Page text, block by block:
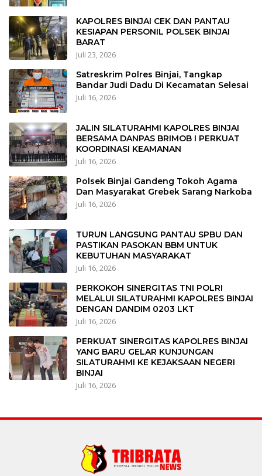
KAPOLRES BINJAI CEK DAN PANTAU
KESIAPAN PERSONIL POLSEK BINJAI
BARAT
Juli 23, 2026
Satreskrim Polres Binjai, Tangkap
Bandar Judi Dadu Di Kecamatan Selesai
Juli 16, 2026
JALIN SILATURAHMI KAPOLRES BINJAI
BERSAMA DANPAS BRIMOB I PERKUAT
KOORDINASI KEAMANAN
Juli 16, 2026
Polsek Binjai Gandeng Tokoh Agama
Dan Masyarakat Grebek Sarang Narkoba
Juli 16, 2026
TURUN LANGSUNG PANTAU SPBU DAN
PASTIKAN PASOKAN BBM UNTUK
KEBUTUHAN MASYARAKAT
Juli 16, 2026
PERKOKOH SINERGITAS TNI POLRI
MELALUI SILATURAHMI KAPOLRES BINJAI
DENGAN DANDIM 0203 LKT
Juli 16, 2026
PERKUAT SINERGITAS KAPOLRES BINJAI
YANG BARU GELAR KUNJUNGAN
SILATURAHMI KE KEJAKSAAN NEGERI
BINJAI
Juli 16, 2026